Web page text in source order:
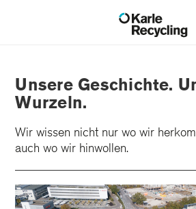
Unsere Geschichte.
Wurzeln.
Wir wissen nicht nur wo wir
auch wo wir hinwollen.